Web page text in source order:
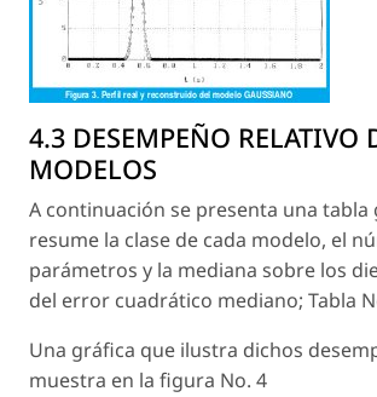
4.3 DESEMPEÑO RELATIVO
MODELOS
A continuación se presenta una tabla
resume la clase de cada modelo, el
parámetros y la mediana sobre los
del error cuadrático mediano; Tabla
Una gráfica que ilustra dichos
muestra en la figura No. 4